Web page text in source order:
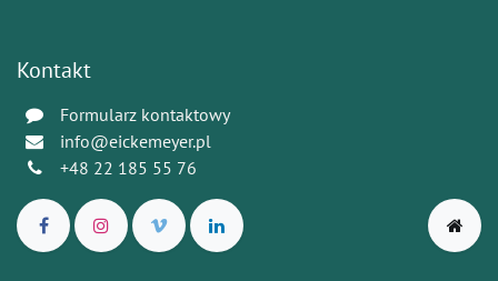
Kontakt
Formularz kontaktowy
info@eickemeyer.pl
+48 22 185 55 76